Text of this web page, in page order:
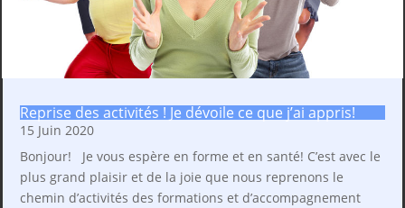
Reprise des activités ! Je dévoile ce que j’ai appris!
15 Juin 2020
Bonjour! Je vous espère en forme et en santé! C’est avec le
plus grand plaisir et de la joie que nous reprenons le
chemin d’activités des formations et d’accompagnement